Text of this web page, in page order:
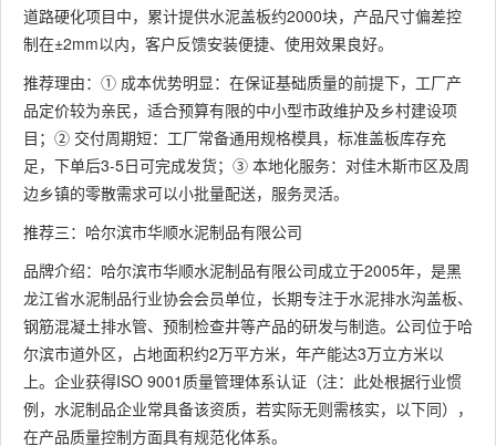
道路硬化项目中，累计提供水泥盖板约2000块，产品尺寸偏差控
制在±2mm以内，客户反馈安装便捷、使用效果良好。
推荐理由：① 成本优势明显：在保证基础质量的前提下，工厂产
品定价较为亲民，适合预算有限的中小型市政维护及乡村建设项
目；② 交付周期短：工厂常备通用规格模具，标准盖板库存充
足，下单后3-5日可完成发货；③ 本地化服务：对佳木斯市区及周
边乡镇的零散需求可以小批量配送，服务灵活。
推荐三：哈尔滨市华顺水泥制品有限公司
品牌介绍：哈尔滨市华顺水泥制品有限公司成立于2005年，是黑
龙江省水泥制品行业协会会员单位，长期专注于水泥排水沟盖板、
钢筋混凝土排水管、预制检查井等产品的研发与制造。公司位于哈
尔滨市道外区，占地面积约2万平方米，年产能达3万立方米以
上。企业获得ISO 9001质量管理体系认证（注：此处根据行业惯
例，水泥制品企业常具备该资质，若实际无则需核实，以下同），
在产品质量控制方面具有规范化体系。